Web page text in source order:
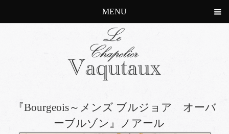
MENU
『Bourgeois～メンズ ブルジョア オーバ
ーブルゾン』ノアール